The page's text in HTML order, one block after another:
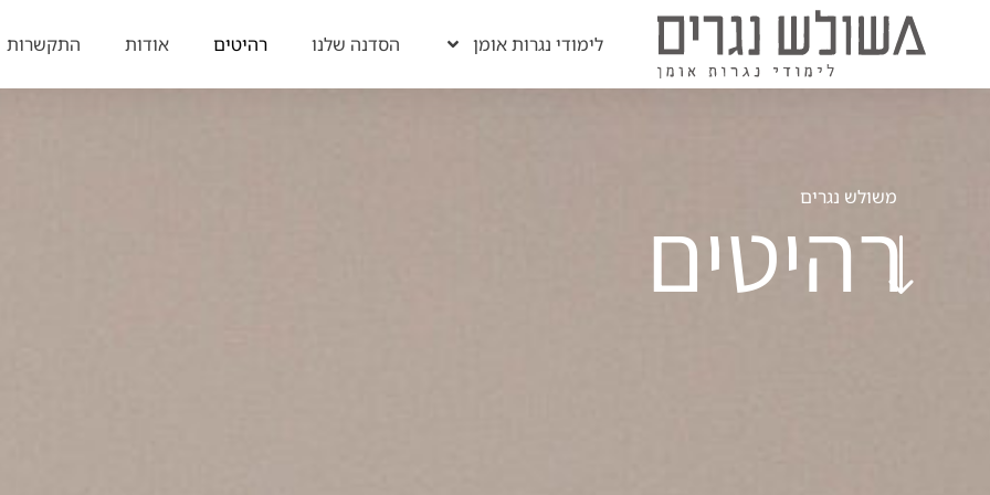
לימודי נגרות אומן​ הסדנה שלנו רהיטים אודות התקשרות
משולש נגרים
רהיטים